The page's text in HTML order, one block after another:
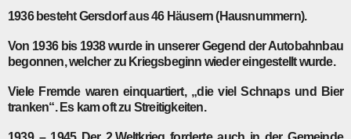
1936besteht Gersdorf aus 46 Häusern (Hausnummern).
Von 1936 bis 1938wurde in unserer Gegend der Autobahnbau
begonnen, welcher zu Kriegsbeginn wieder eingestellt wurde.
Viele Fremde waren einquartiert, „die viel Schnaps und Bier
tranken“. Es kam oft zu Streitigkeiten.